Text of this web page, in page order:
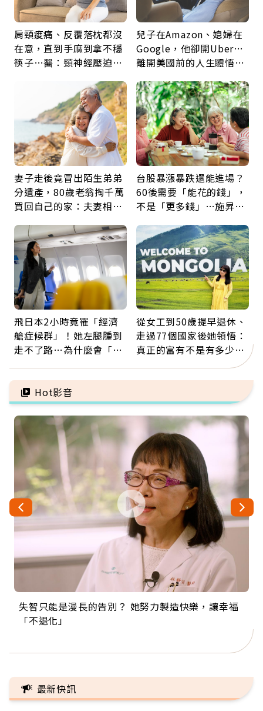
肩頸痠痛、反覆落枕都沒
在意，直到手麻到拿不穩
筷子…醫：頸神經壓迫上
兒子在Amazon、媳婦在
Google，他卻開Uber…
離開美國前的人生體悟：
妻子走後竟冒出陌生弟弟
分遺產，80歲老翁掏千萬
買回自己的家：夫妻相守
台股暴漲暴跌還能進場？
60後需要「能花的錢」，
不是「更多錢」…施昇
票
飛日本2小時竟罹「經濟
艙症候群」！她左腿腫到
走不了路…為什麼會「靜
注意
從女工到50歲提早退休、
走過77個國家後她領悟：
真正的富有不是有多少
錢，而是擁有選擇人生的
自由
Hot影音
失智只能是漫長的告別？ 她努力製造快樂，讓幸福
「不退化」
來自剛果的巧克力神父 為台灣奉獻36年 「台灣是我
的家，我連作夢都講台語！」
63歲卸矽谷副總、搬回台灣找快樂！「蛋黃哥小
丑」走進安養院，逗樂上萬爺奶：退休後才開始真
104歲打破金氏世界紀錄 成為全球最年長羽球選
手，分享長壽的秘密原來是「這個」
事業巔峰他選擇追夢…黑手阿伯拉小提琴還登上小
巨蛋！連CNN都大讚！
最新快訊